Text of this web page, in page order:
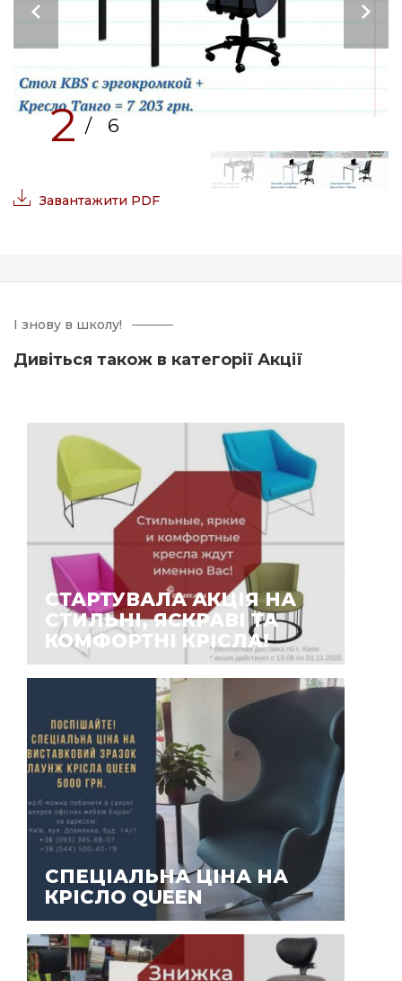
2 / 6
Завантажити PDF
І знову в школу!
Дивіться також в категорії Акції
СТАРТУВАЛА АКЦІЯ НА
СТИЛЬНІ, ЯСКРАВІ ТА
КОМФОРТНІ КРІСЛА!
СПЕЦІАЛЬНА ЦІНА НА
КРІСЛО QUEEN